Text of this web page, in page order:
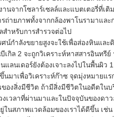
านจากโซลาร์เซลล์และแบตเตอรี่ที่เ
รถ่ายภาพทั้งจากกล้องพาโนรามาแล
สำหรับการสำรวจต่อไป
ศน์กำลังขยายสูงจะใช้เพื่อส่องหินและ
เกิล 2 จะถูกวิเคราะห์หาสสารอินทรี
แลนเดอร์ยังต้องเจาะลงไปในพื้นผิว
นมาเพื่อวิเคราะห์ก๊าซ จุดมุ่งหมายแร
งสิ่งมีชีวิต ถ้ามีสิ่งมีชีวิตในอดีตในบ
งเวลาที่ผ่านมาและในปัจจุบันของดาว
ในสภาพแวดล้อมของเราได้ดีขึ้น เช่